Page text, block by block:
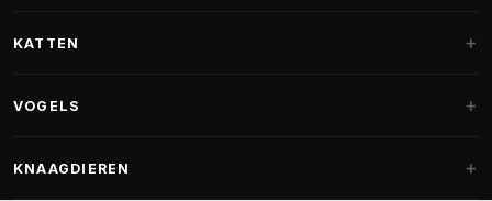
Fantail hondenmanden
KATTEN
Krabpalen voor Maine Coon
VOGELS
KNAAGDIEREN